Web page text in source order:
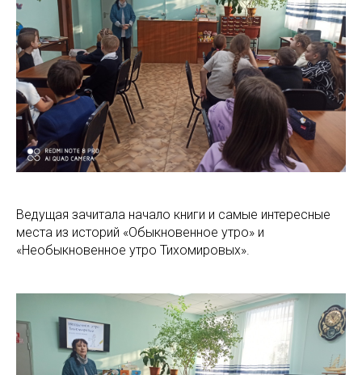
Ведущая зачитала начало книги и самые интересные
места из историй «Обыкновенное утро» и
«Необыкновенное утро Тихомировых».